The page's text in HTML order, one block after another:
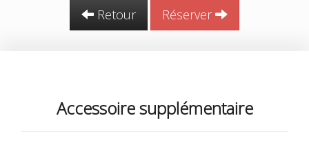
Retour Réserver
Accessoire supplémentaire